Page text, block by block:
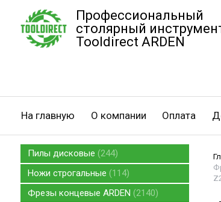
Профессиональный
столярный
Tooldirect ARDEN
На главную О компании Оплата
Пилы дисковые 244
Ножи строгальные
114
Фрезы концевые ARDEN
2140